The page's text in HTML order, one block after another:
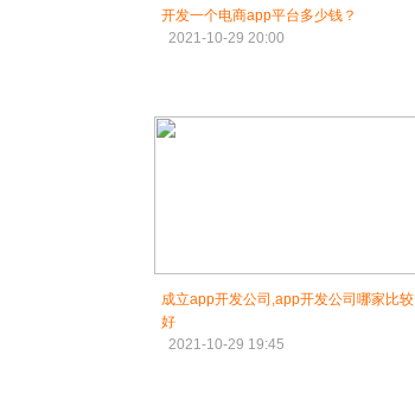
开发一个电商app平台多少钱？
2021-10-29 20:00
成立app开发公司,app开发公司哪家比较
好
2021-10-29 19:45